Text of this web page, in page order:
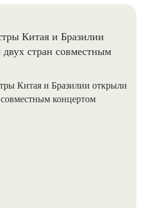
Китая и Бразилии
стран совместным